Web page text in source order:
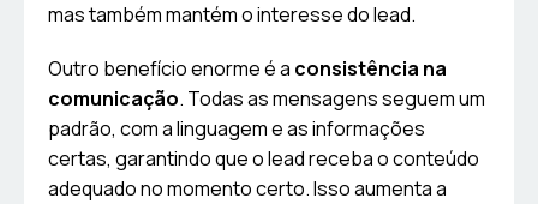
mas também mantém o interesse do lead.
Outro benefício enorme é a consistência na
comunicação. Todas as mensagens seguem um
padrão, com a linguagem e as informações
certas, garantindo que o lead receba o conteúdo
adequado no momento certo. Isso aumenta a